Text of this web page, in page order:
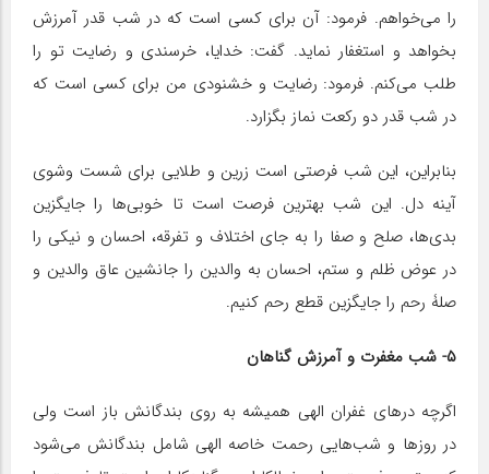
را می‌خواهم. فرمود: آن برای کسی است که در شب قدر آمرزش
بخواهد و استغفار نماید. گفت: خدایا، خرسندی و رضایت تو را
طلب می‌کنم. فرمود: رضایت و خشنودی من برای کسی است که
در شب قدر دو رکعت نماز بگزارد.
بنابراین، این شب فرصتی است زرین و طلایی برای شست وشوی
آینه دل. این شب بهترین فرصت است تا خوبی‌ها را جایگزین
بدی‌ها، صلح و صفا را به جای اختلاف و تفرقه، احسان و نیکی را
در عوض ظلم و ستم، احسان به والدین را جانشین عاق والدین و
صلۀ رحم را جایگزین قطع رحم کنیم.
۵- شب مغفرت و آمرزش گناهان
اگرچه درهای غفران الهی همیشه به روی بندگانش باز است ولی
در روزها و شب‌هایی رحمت خاصه الهی شامل بندگانش می‌شود